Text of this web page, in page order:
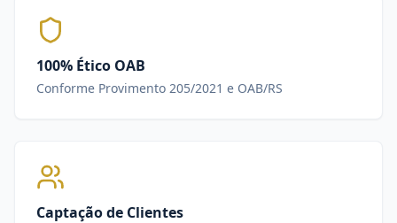
100% Ético OAB
Conforme Provimento 205/2021 e OAB/RS
Captação de Clientes